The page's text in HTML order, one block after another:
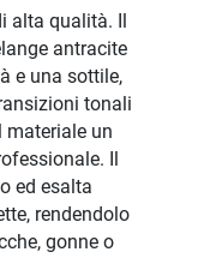
alta qualità. Il
antracite
e una sottile,
tonali
materiale un
Il
ed esalta
rendendolo
gonne o